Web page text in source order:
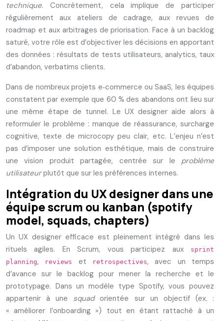
technique. Concrètement, cela implique de participer
régulièrement aux ateliers de cadrage, aux revues de
roadmap et aux arbitrages de priorisation. Face à un backlog
saturé, votre rôle est d’objectiver les décisions en apportant
des données : résultats de tests utilisateurs, analytics, taux
d’abandon, verbatims clients.
Dans de nombreux projets e‑commerce ou SaaS, les équipes
constatent par exemple que 60 % des abandons ont lieu sur
une même étape de tunnel. Le UX designer aide alors à
reformuler le problème : manque de réassurance, surcharge
cognitive, texte de microcopy peu clair, etc. L’enjeu n’est
pas d’imposer une solution esthétique, mais de construire
une vision produit partagée, centrée sur le problème
utilisateurplutôt que sur les préférences internes.
Intégration du UX designer dans une
équipe scrum ou kanban (spotify
model, squads, chapters)
Un UX designer efficace est pleinement intégré dans les
rituels agiles. En Scrum, vous participez aux
sprint
planning, reviews et retrospectives, avec un temps
d’avance sur le backlog pour mener la recherche et le
prototypage. Dans un modèle type Spotify, vous pouvez
appartenir à une squadorientée sur un objectif (ex. :
« améliorer l’onboarding ») tout en étant rattaché à un